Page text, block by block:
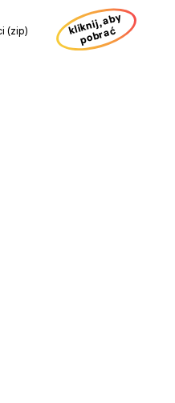
(zip)
kliknij, aby
pobrać